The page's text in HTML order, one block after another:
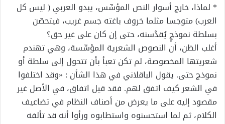
* لماذا، خارج أسوار النص المؤسِّس، يبدو العربي ( ليس كل
العرب) متوجسا مثلما خروف باغته جسم غريب، فيتحصّن
بسلطة نموذجٍ يُقدْسنه، حتى إن كان على غير حق؟
أغلب الظن، أن النصوص الشعرية المؤسِّسة، وهي تهندم
شعريتها المخصوصة، لم تكن تعبأ بأن تتحول إلى سلطة أو
نموذج حتى. يقول الباقلاني في هذا الشأن : «وقد اختلفوا
في الشعر كيف اتفق لهم. فقد قيل اتفاق، في الأصل غير
مقصود إليه على ما يعرض من أصناف النظام في تضاعيف
الكلام، ثم لما استحسنوه واستطابوه ورأوا أنه قد تألفه